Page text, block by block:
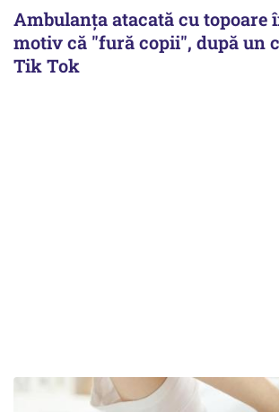
Ambulanța atacată cu topoare
motiv că "fură copii", după un
Tik Tok